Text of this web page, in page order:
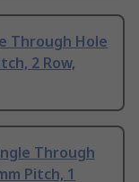
Through Hole
2 Row,
Through
Pitch, 1